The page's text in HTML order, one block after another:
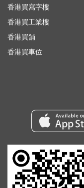
香港買寫字樓
香港買工業樓
香港買舖
香港買車位